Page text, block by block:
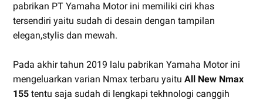
pabrikan PT Yamaha Motor ini memiliki ciri khas
tersendiri yaitu sudah di desain dengan tampilan
elegan,stylis dan mewah.
Pada akhir tahun 2019 lalu pabrikan Yamaha Motor ini
mengeluarkan varian Nmax terbaru yaitu All New Nmax
155 tentu saja sudah di lengkapi tekhnologi canggih